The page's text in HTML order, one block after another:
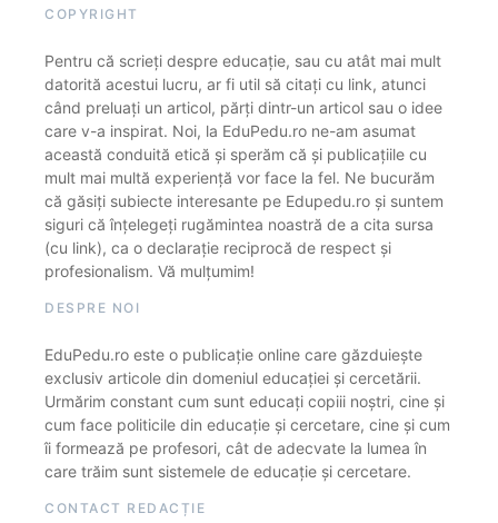
COPYRIGHT
Pentru că scrieți despre educație, sau cu atât mai mult
datorită acestui lucru, ar fi util să citați cu link, atunci
când preluați un articol, părți dintr-un articol sau o idee
care v-a inspirat. Noi, la EduPedu.ro ne-am asumat
această conduită etică și sperăm că și publicațiile cu
mult mai multă experiență vor face la fel. Ne bucurăm
că găsiți subiecte interesante pe Edupedu.ro și suntem
siguri că înțelegeți rugămintea noastră de a cita sursa
(cu link), ca o declarație reciprocă de respect și
profesionalism. Vă mulțumim!
DESPRE NOI
EduPedu.ro este o publicație online care găzduiește
exclusiv articole din domeniul educației și cercetării.
Urmărim constant cum sunt educați copiii noștri, cine și
cum face politicile din educație și cercetare, cine și cum
îi formează pe profesori, cât de adecvate la lumea în
care trăim sunt sistemele de educație și cercetare.
CONTACT REDACȚIE